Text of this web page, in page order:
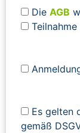
Die AGB
Es gelten
gemäß